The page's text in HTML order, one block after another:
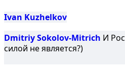
Ivan Kuzhelkov
Dmitriy Sokolov-Mitrich И
силой не является?)